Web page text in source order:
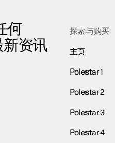
何
新资讯
探索与购买
主页
Polestar 1
Polestar 2
Polestar 3
Polestar 4